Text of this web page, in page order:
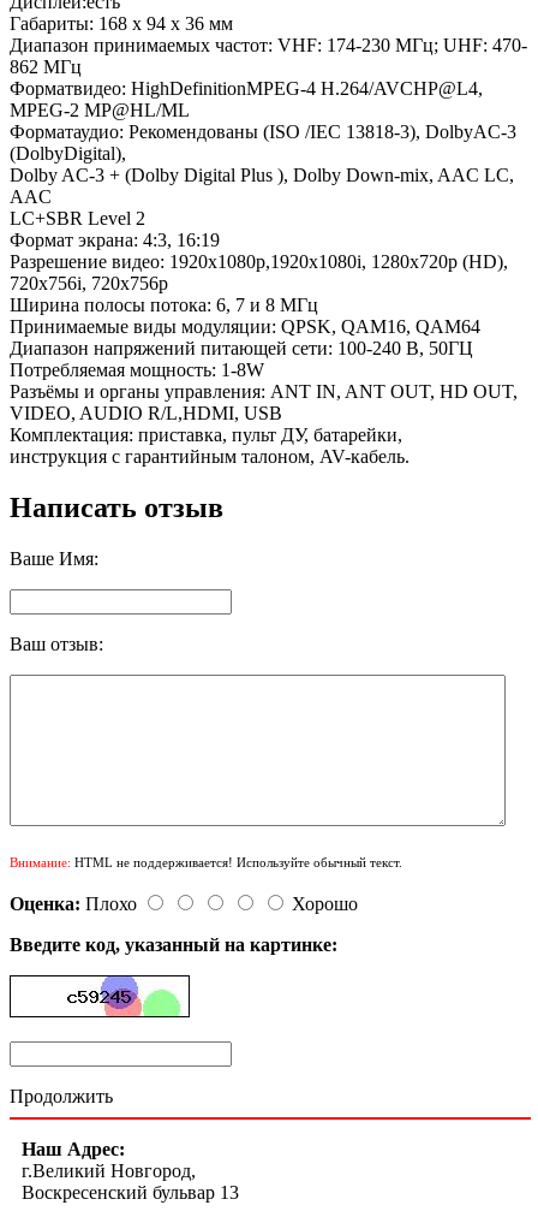
Габариты: 168 х 94 х 36 мм
Диапазон принимаемых частот: VHF: 174-230 МГц; UHF: 470-
862 МГц
Форматвидео: HighDefinitionMPEG-4 H.264/AVCHP@L4,
MPEG-2 MP@HL/ML
Форматаудио: Рекомендованы (ISO /IEC 13818-3), DolbyAC-3
(DolbyDigital),
Dolby AC-3 + (Dolby Digital Plus ), Dolby Down-mix, AAC LC,
AAC
LC+SBR Level 2
Формат экрана: 4:3, 16:19
Разрешение видео: 1920х1080p,1920х1080i, 1280х720p (HD),
720х756i, 720х756p
Ширина полосы потока: 6, 7 и 8 МГц
Принимаемые виды модуляции: QPSK, QAM16, QAM64
Диапазон напряжений питающей сети: 100-240 В, 50ГЦ
Потребляемая мощность: 1-8W
Разъёмы и органы управления: ANT IN, ANT OUT, HD OUT,
VIDEO, AUDIO R/L,HDMI, USB
Комплектация: приставка, пульт ДУ, батарейки,
инструкция с гарантийным талоном, AV-кабель.
Написать отзыв
Ваше Имя:
Ваш отзыв:
Внимание: HTML не поддерживается! Используйте обычный текст.
Оценка: Плохо
Хорошо
Введите код, указанный на картинке:
Продолжить
Наш Адрес:
г.Великий Новгород,
Воскресенский бульвар 13